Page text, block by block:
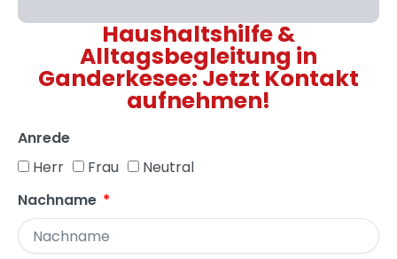
Haushaltshilfe &
Alltagsbegleitung in
Ganderkesee: Jetzt Kontakt
aufnehmen!
Anrede
Herr
Frau
Neutral
Nachname